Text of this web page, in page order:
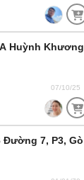
Huỳnh Khương
07/10/25
Đường 7, P3, Gò